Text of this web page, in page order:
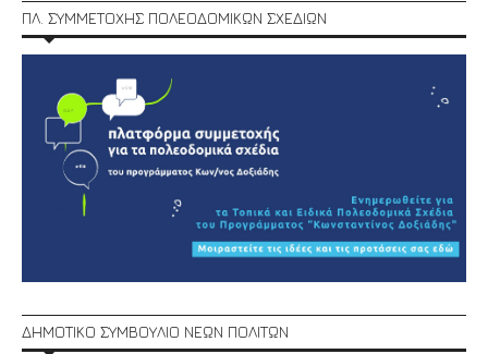
ΠΛ. ΣΥΜΜΕΤΟΧΗΣ ΠΟΛΕΟΔΟΜΙΚΩΝ ΣΧΕΔΙΩΝ
ΔΗΜΟΤΙΚΟ ΣΥΜΒΟΥΛΙΟ ΝΕΩΝ ΠΟΛΙΤΩΝ